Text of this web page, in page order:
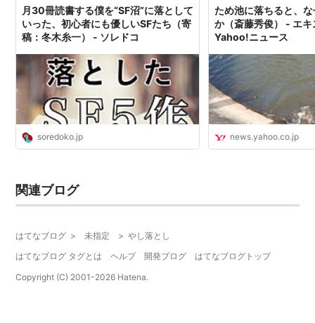
月30冊読書する僕を“SF沼”に落として
いった、初心者にも優しいSFたち（寄
稿：冬木糸一） - ソレドコ
soredoko.jp
ため池に落ちると、
か（斎藤秀俊） - エ
Yahoo!ニュース
news.yahoo.co.jp
関連ブログ
はてなブログ > 未指定 > やし落とし
はてなブログ タグとは
ヘルプ 開発ブログ
はてなブログトップ
Copyright (C) 2001-2026 Hatena.